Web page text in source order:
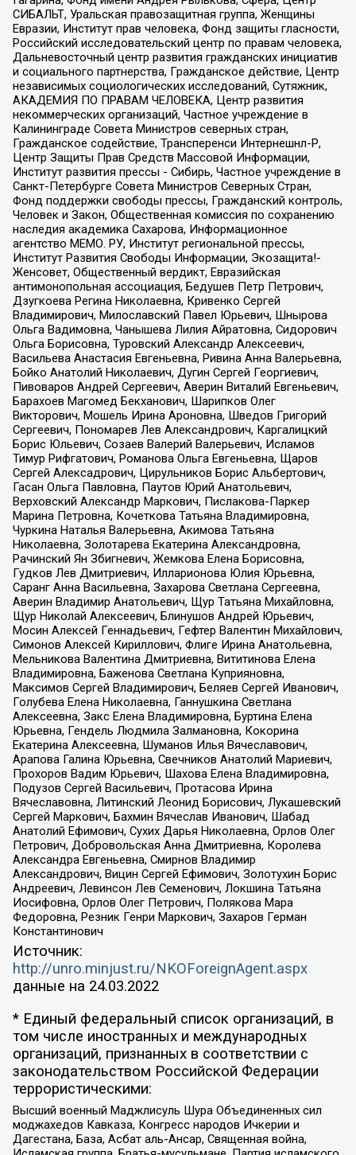
СИБАЛЬТ, Уральская правозащитная группа, Женщины
Евразии, Институт прав человека, Фонд защиты гласности,
Российский исследовательский центр по правам человека,
Дальневосточный центр развития гражданских инициатив
и социального партнерства, Гражданское действие, Центр
независимых социологических исследований, Сутяжник,
АКАДЕМИЯ ПО ПРАВАМ ЧЕЛОВЕКА, Центр развития
некоммерческих организаций, Частное учреждение в
Калининграде Совета Министров северных стран,
Гражданское содействие, Трансперенси Интернешнл-Р,
Центр Защиты Прав Средств Массовой Информации,
Институт развития прессы - Сибирь, Частное учреждение в
Санкт-Петербурге Совета Министров Северных Стран,
Фонд поддержки свободы прессы, Гражданский контроль,
Человек и Закон, Общественная комиссия по сохранению
наследия академика Сахарова, Информационное
агентство МЕМО. РУ, Институт региональной прессы,
Институт Развития Свободы Информации, Экозащита!-
Женсовет, Общественный вердикт, Евразийская
антимонопольная ассоциация, Бедушев Петр Петрович,
Дзугкоева Регина Николаевна, Кривенко Сергей
Владимирович, Милославский Павел Юрьевич, Шнырова
Ольга Вадимовна, Чанышева Лилия Айратовна, Сидорович
Ольга Борисовна, Туровский Александр Алексеевич,
Васильева Анастасия Евгеньевна, Ривина Анна Валерьевна,
Бойко Анатолий Николаевич, Дугин Сергей Георгиевич,
Пивоваров Андрей Сергеевич, Аверин Виталий Евгеньевич,
Барахоев Магомед Бекханович, Шарипков Олег
Викторович, Мошель Ирина Ароновна, Шведов Григорий
Сергеевич, Пономарев Лев Александрович, Каргалицкий
Борис Юльевич, Созаев Валерий Валерьевич, Исламов
Тимур Рифгатович, Романова Ольга Евгеньевна, Щаров
Сергей Алексадрович, Цирульников Борис Альбертович,
Гасан Ольга Павловна, Паутов Юрий Анатольевич,
Верховский Александр Маркович, Пислакова-Паркер
Марина Петровна, Кочеткова Татьяна Владимировна,
Чуркина Наталья Валерьевна, Акимова Татьяна
Николаевна, Золотарева Екатерина Александровна,
Рачинский Ян Збигневич, Жемкова Елена Борисовна,
Гудков Лев Дмитриевич, Илларионова Юлия Юрьевна,
Саранг Анна Васильевна, Захарова Светлана Сергеевна,
Аверин Владимир Анатольевич, Щур Татьяна Михайловна,
Щур Николай Алексеевич, Блинушов Андрей Юрьевич,
Мосин Алексей Геннадьевич, Гефтер Валентин Михайлович,
Симонов Алексей Кириллович, Флиге Ирина Анатольевна,
Мельникова Валентина Дмитриевна, Вититинова Елена
Владимировна, Баженова Светлана Куприяновна,
Максимов Сергей Владимирович, Беляев Сергей Иванович,
Голубева Елена Николаевна, Ганнушкина Светлана
Алексеевна, Закс Елена Владимировна, Буртина Елена
Юрьевна, Гендель Людмила Залмановна, Кокорина
Екатерина Алексеевна, Шуманов Илья Вячеславович,
Арапова Галина Юрьевна, Свечников Анатолий Мариевич,
Прохоров Вадим Юрьевич, Шахова Елена Владимировна,
Подузов Сергей Васильевич, Протасова Ирина
Вячеславовна, Литинский Леонид Борисович, Лукашевский
Сергей Маркович, Бахмин Вячеслав Иванович, Шабад
Анатолий Ефимович, Сухих Дарья Николаевна, Орлов Олег
Петрович, Добровольская Анна Дмитриевна, Королева
Александра Евгеньевна, Смирнов Владимир
Александрович, Вицин Сергей Ефимович, Золотухин Борис
Андреевич, Левинсон Лев Семенович, Локшина Татьяна
Иосифовна, Орлов Олег Петрович, Полякова Мара
Федоровна, Резник Генри Маркович, Захаров Герман
Константинович
Источник:
http://unro.minjust.ru/NKOForeignAgent.aspx
данные на 24.03.2022
* Единый федеральный список организаций, в
том числе иностранных и международных
организаций, признанных в соответствии с
законодательством Российской Федерации
террористическими:
Высший военный Маджлисуль Шура Объединенных сил
моджахедов Кавказа, Конгресс народов Ичкерии и
Дагестана, База, Асбат аль-Ансар, Священная война,